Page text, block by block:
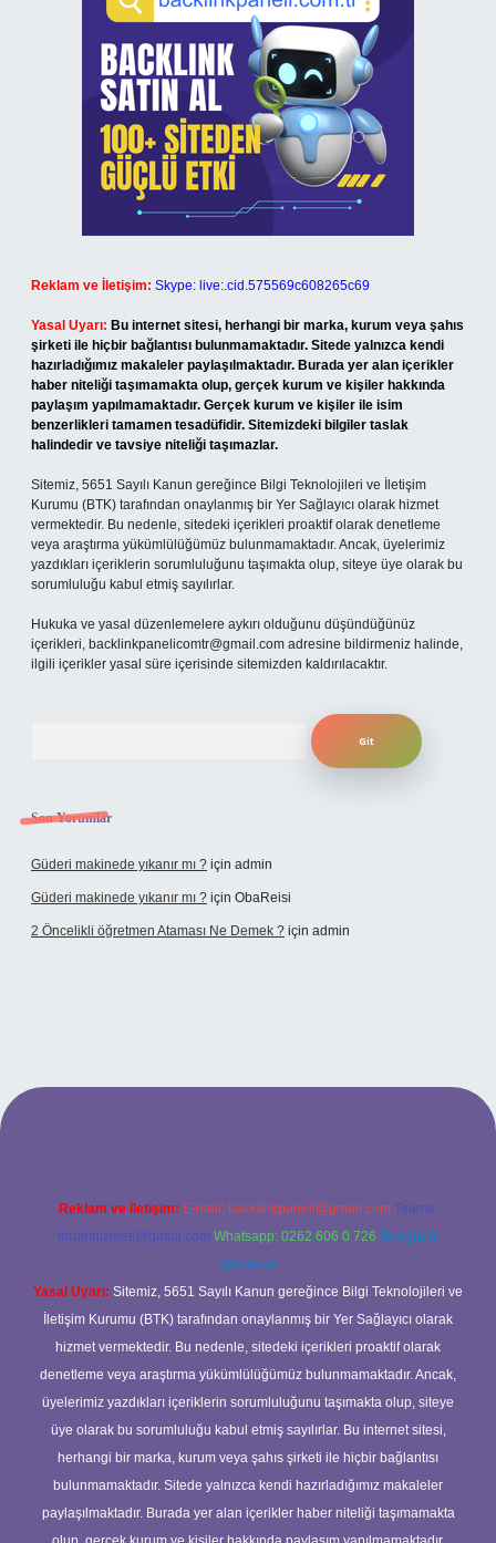
Reklam ve İletişim: Skype: live:.cid.575569c608265c69
Yasal Uyarı: Bu internet sitesi, herhangi bir marka, kurum veya şahıs
şirketi ile hiçbir bağlantısı bulunmamaktadır. Sitede yalnızca kendi
hazırladığımız makaleler paylaşılmaktadır. Burada yer alan içerikler
haber niteliği taşımamakta olup, gerçek kurum ve kişiler hakkında
paylaşım yapılmamaktadır. Gerçek kurum ve kişiler ile isim
benzerlikleri tamamen tesadüfidir. Sitemizdeki bilgiler taslak
halindedir ve tavsiye niteliği taşımazlar.
Sitemiz, 5651 Sayılı Kanun gereğince Bilgi Teknolojileri ve İletişim
Kurumu (BTK) tarafından onaylanmış bir Yer Sağlayıcı olarak hizmet
vermektedir. Bu nedenle, sitedeki içerikleri proaktif olarak denetleme
veya araştırma yükümlülüğümüz bulunmamaktadır. Ancak, üyelerimiz
yazdıkları içeriklerin sorumluluğunu taşımakta olup, siteye üye olarak bu
sorumluluğu kabul etmiş sayılırlar.
Hukuka ve yasal düzenlemelere aykırı olduğunu düşündüğünüz
içerikleri, backlinkpanelicomtr@gmail.com adresine bildirmeniz halinde,
ilgili içerikler yasal süre içerisinde sitemizden kaldırılacaktır.
Son Yorumlar
Güderi makinede yıkanır mı ? için admin
Güderi makinede yıkanır mı ? için ObaReisi
2 Öncelikli öğretmen Ataması Ne Demek ? için admin
Reklam ve İletişim: E-mail: backlinkpaneli@gmail.com Teams:
forumhizmeti@gmail.com Whatsapp: 0262 606 0 726 Telegram:
@karabul
Yasal Uyarı: Sitemiz, 5651 Sayılı Kanun gereğince Bilgi Teknolojileri ve
İletişim Kurumu (BTK) tarafından onaylanmış bir Yer Sağlayıcı olarak
hizmet vermektedir. Bu nedenle, sitedeki içerikleri proaktif olarak
denetleme veya araştırma yükümlülüğümüz bulunmamaktadır. Ancak,
üyelerimiz yazdıkları içeriklerin sorumluluğunu taşımakta olup, siteye
üye olarak bu sorumluluğu kabul etmiş sayılırlar. Bu internet sitesi,
herhangi bir marka, kurum veya şahıs şirketi ile hiçbir bağlantısı
bulunmamaktadır. Sitede yalnızca kendi hazırladığımız makaleler
paylaşılmaktadır. Burada yer alan içerikler haber niteliği taşımamakta